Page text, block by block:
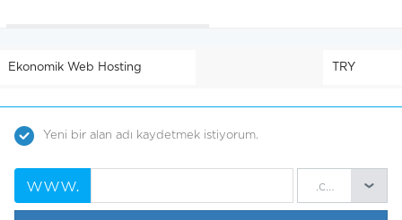
Yeni bir alan adı kaydetmek istiyorum.
www. .com